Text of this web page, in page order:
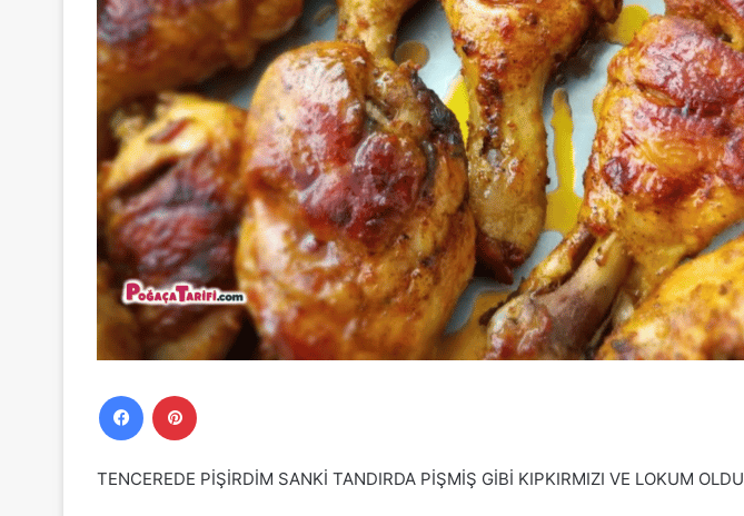
Facebook
TENCEREDE PİŞİRDİM SANKİ TANDIRDA PİŞMİŞ GİBİ KIPKIRMIZI VE LOKUM OLDU